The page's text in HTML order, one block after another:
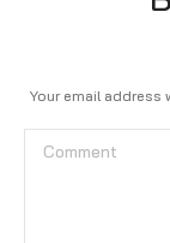
Your email address
Comment